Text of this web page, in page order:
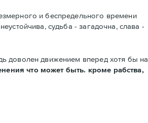
и беспредельного времени
судьба - загадочна, слава -
доволен движением вперед хотя бы на
что может быть. кроме рабства,